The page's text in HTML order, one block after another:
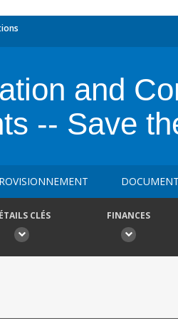
and
-- Save
CLÉS FINANCES